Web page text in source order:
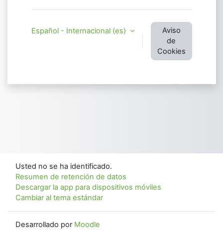
Español - Internacional ‎(es)‎
Aviso
de
Cookies
Usted no se ha identificado.
Resumen de retención de datos
Descargar la app para dispositivos móviles
Cambiar al tema estándar
Desarrollado por Moodle